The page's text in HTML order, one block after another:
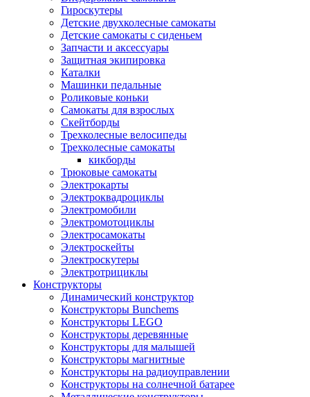
Гироскутеры
Детские двухколесные самокаты
Детские самокаты с сиденьем
Запчасти и аксессуары
Защитная экипировка
Каталки
Машинки педальные
Роликовые коньки
Самокаты для взрослых
Скейтборды
Трехколесные велосипеды
Трехколесные самокаты
кикборды
Трюковые самокаты
Электрокарты
Электроквадроциклы
Электромобили
Электромотоциклы
Электросамокаты
Электроскейты
Электроскутеры
Электротрициклы
Конструкторы
Динамический конструктор
Конструкторы Bunchems
Конструкторы LEGO
Конструкторы деревянные
Конструкторы для малышей
Конструкторы магнитные
Конструкторы на радиоуправлении
Конструкторы на солнечной батарее